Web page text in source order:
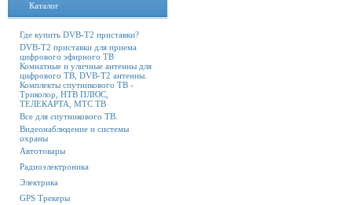
Каталог
Где купить DVB-T2 приставки?
DVB-T2 приставки для приема
цифрового эфирного ТВ
Комнатные и уличные антенны для
цифрового ТВ, DVB-T2 антенны.
Комплекты спутникового ТВ -
Триколор, НТВ ПЛЮС,
ТЕЛЕКАРТА, МТС ТВ
Все для спутникового ТВ.
Видеонаблюдение и системы
охраны
Автотовары
Радиоэлектроника
Электрика
GPS Трекеры